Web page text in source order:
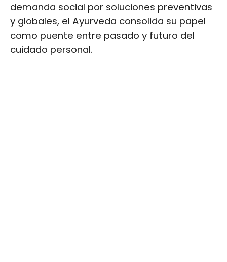
demanda social por soluciones preventivas
y globales, el Ayurveda consolida su papel
como puente entre pasado y futuro del
cuidado personal.